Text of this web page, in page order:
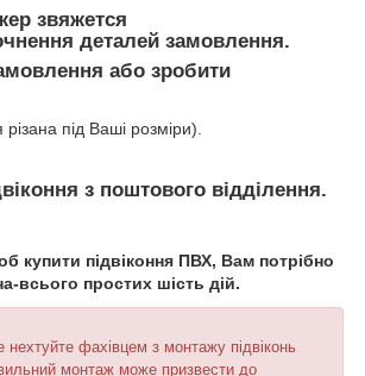
звяжется
деталей замовлення.
або зробити
різана під Ваші розміри).
з поштового відділення.
купити підвіконня ПВХ, Вам потрібно
всього простих шість дій.
нехтуйте фахівцем з монтажу підвіконь
монтаж може призвести до